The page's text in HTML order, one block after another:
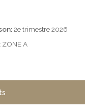
2e trimestre 2026
ZONE A